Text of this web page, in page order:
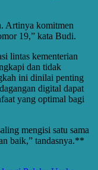
Artinya komitmen
19,” kata Budi.
lintas kementerian
dan tidak
ini dinilai penting
digital dapat
yang optimal bagi
mengisi satu sama
baik,” tandasnya.**